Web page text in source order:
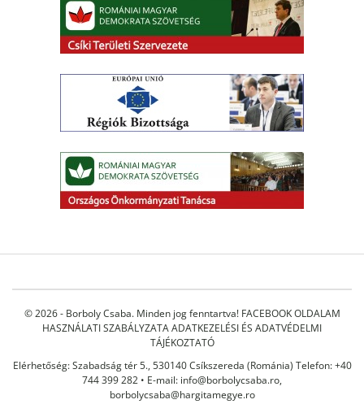
© 2026 - Borboly Csaba. Minden jog fenntartva! FACEBOOK OLDALAM
HASZNÁLATI SZABÁLYZATAADATKEZELÉSI ÉS ADATVÉDELMI
TÁJÉKOZTATÓ
Elérhetőség: Szabadság tér 5., 530140 Csíkszereda (Románia) Telefon: +40
744 399 282 • E-mail: info@borbolycsaba.ro,
borbolycsaba@hargitamegye.ro